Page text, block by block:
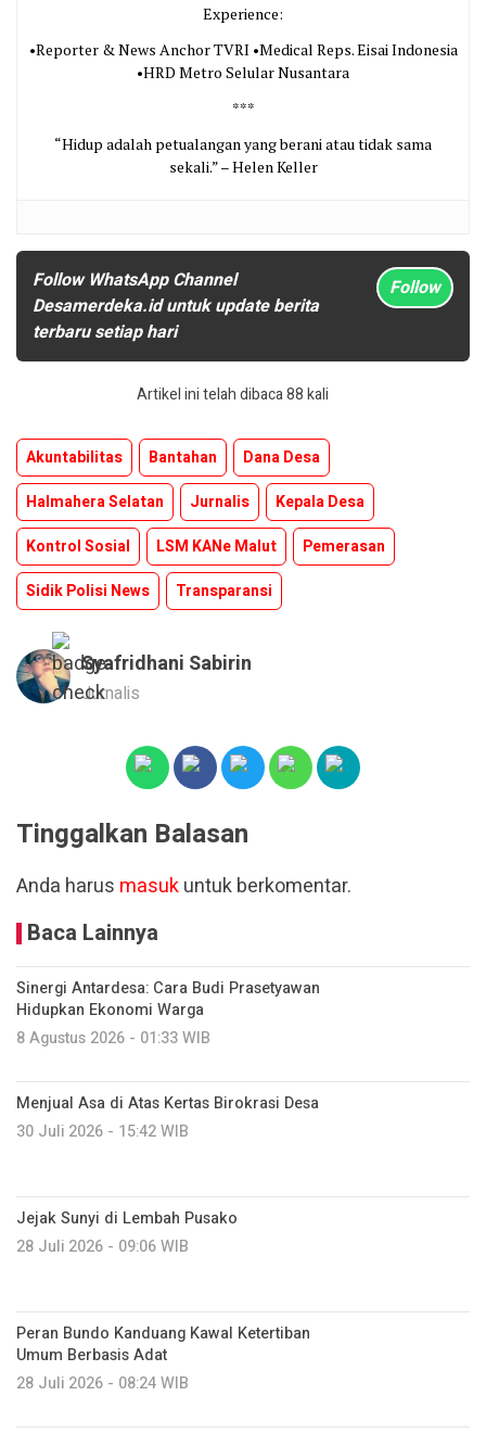
Experience:
•Reporter & News Anchor TVRI •Medical Reps. Eisai Indonesia
•HRD Metro Selular Nusantara
***
“Hidup adalah petualangan yang berani atau tidak sama
sekali.” – Helen Keller
Follow WhatsApp Channel
Desamerdeka.id untuk update berita
terbaru setiap hari
Follow
Artikel ini telah dibaca 88 kali
Akuntabilitas Bantahan
Dana Desa
Halmahera Selatan
Jurnalis
Kepala Desa
Kontrol Sosial
LSM KANe Malut
Pemerasan
Sidik Polisi News
Transparansi
Syafridhani Sabirin
Jurnalis
Tinggalkan Balasan
Anda harus masukuntuk berkomentar.
Baca Lainnya
Sinergi Antardesa: Cara Budi Prasetyawan
Hidupkan Ekonomi Warga
8 Agustus 2026 - 01:33 WIB
Menjual Asa di Atas Kertas Birokrasi Desa
30 Juli 2026 - 15:42 WIB
Jejak Sunyi di Lembah Pusako
28 Juli 2026 - 09:06 WIB
Peran Bundo Kanduang Kawal Ketertiban
Umum Berbasis Adat
28 Juli 2026 - 08:24 WIB